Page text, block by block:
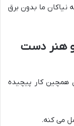
نیاکان ما بدون برق
و هنر دست
همچین کار پیچیده
می کنه.